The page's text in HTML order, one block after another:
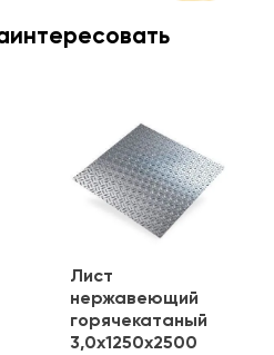
Лист
нержавеющий
горячекатаный
3,0х1250х2500